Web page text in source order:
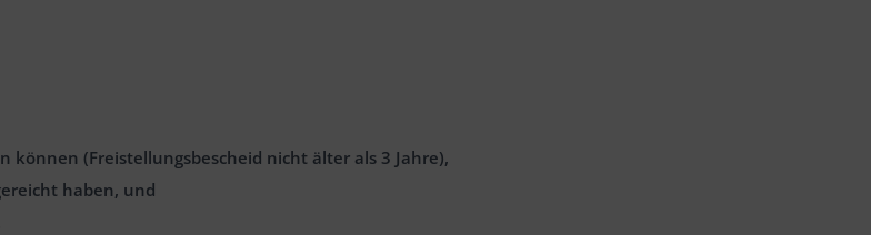
(Freistellungsbescheid nicht älter als 3 Jahre),
haben, und